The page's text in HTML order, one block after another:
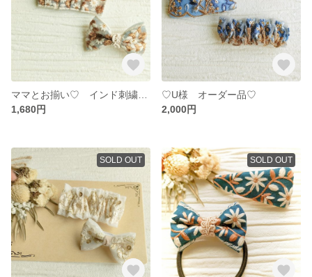
1,680円
♡U様 オーダー品♡
2,000円
SOLD OUT SOLD OUT